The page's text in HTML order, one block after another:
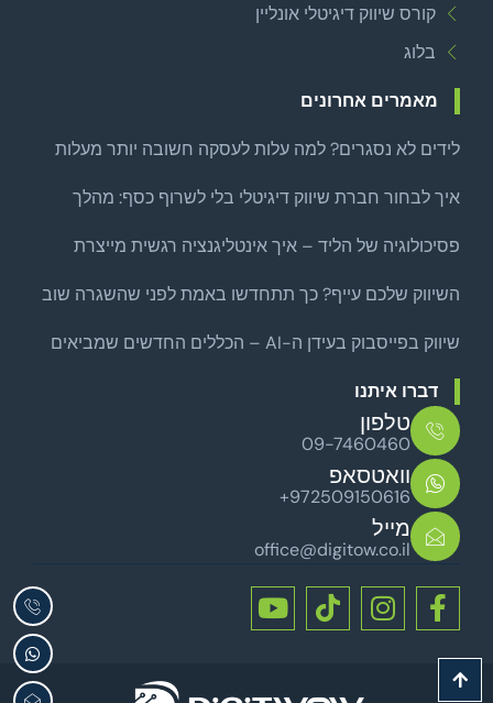
קורס שיווק דיגיטלי אונליין
בלוג
מאמרים אחרונים
לידים לא נסגרים? למה עלות לעסקה חשובה יותר מעלות
איך לבחור חברת שיווק דיגיטלי בלי לשרוף כסף: מהלך
פסיכולוגיה של הליד – איך אינטליגנציה רגשית מייצרת
השיווק שלכם עייף? כך תתחדשו באמת לפני שהשגרה שוב
שיווק בפייסבוק בעידן ה-AI – הכללים החדשים שמביאים
דברו איתנו
טלפון
09-7460460
וואטסאפ
+972509150616
מייל
office@digitow.co.il